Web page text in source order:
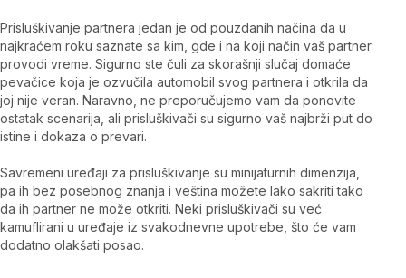
Prisluškivanje partnera jedan je od pouzdanih načina da u
najkraćem roku saznate sa kim, gde i na koji način vaš partner
provodi vreme. Sigurno ste čuli za skorašnji slučaj domaće
pevačice koja je ozvučila automobil svog partnera i otkrila da
joj nije veran. Naravno, ne preporučujemo vam da ponovite
ostatak scenarija, ali prisluškivači su sigurno vaš najbrži put do
istine i dokaza o prevari.
Savremeni uređaji za prisluškivanje su minijaturnih dimenzija,
pa ih bez posebnog znanja i veština možete lako sakriti tako
da ih partner ne može otkriti. Neki prisluškivači su već
kamuflirani u uređaje iz svakodnevne upotrebe, što će vam
dodatno olakšati posao.